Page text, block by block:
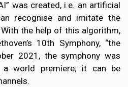
was created, i.e. an artificial
recognise and imitate the
the help of this algorithm,
10th Symphony, “the
2021, the symphony was
a world premiere; it can be